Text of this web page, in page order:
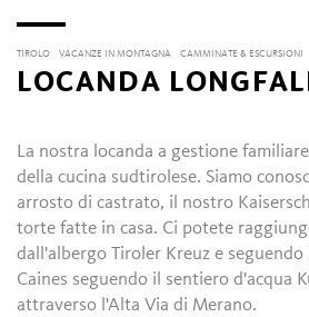
TIROLO VACANZE IN MONTAGNA CAMMINATE & ESCURSIONI
LOCANDA
La nostra locanda a gestione
della cucina sudtirolese. Siamo
arrosto di castrato, il nostro
torte fatte in casa. Ci potete
dall'albergo Tiroler Kreuz e
Caines seguendo il sentiero d'acqua
attraverso l'Alta Via di Merano.